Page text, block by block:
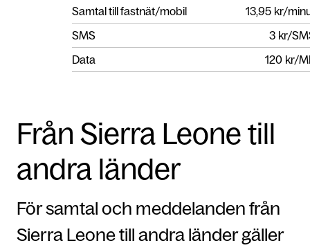
Samtal till fastnät/mobil
13,95 kr/
SMS
3 kr/
Data
120 kr/
Från Sierra Leone till
andra länder
För samtal och meddelanden från
Sierra Leone till andra länder gäller